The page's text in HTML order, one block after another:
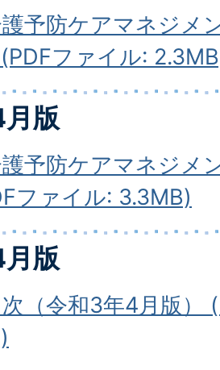
予防ケアマネジメ
ファイル:
版
予防ケアマネジメ
ファイル: 3.3MB)
版
（令和3年4月版）